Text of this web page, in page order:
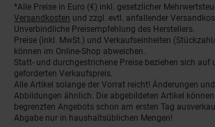
Fußnoten
*Alle Preise in Euro (€) inkl. gesetzlicher
Versandkosten und zzgl. evtl. anfallender
Unverbindliche Preisempfehlung des Herstellers.
Preise (inkl. MwSt.) und Verkaufseinheiten
können im Online-Shop abweichen.
Statt- und durchgestrichene Preise beziehen sich auf
geforderten Verkaufspreis.
Alle Artikel solange der Vorrat reicht! Änderungen
Abbildungen ähnlich. Die abgebildeten Artikel
begrenzten Angebots schon am ersten Tag
Abgabe nur in haushaltsüblichen Mengen!